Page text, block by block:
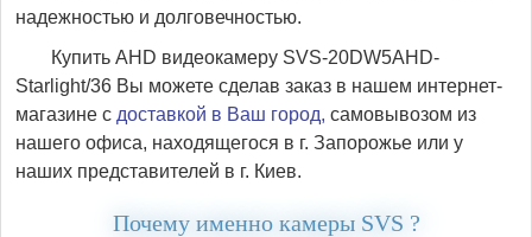
надежностью и долговечностью.
Купить AHD видеокамеру SVS-20DW5AHD-
Starlight/36 Вы можете сделав заказ в нашем интернет-
магазине с доставкой в Ваш город, самовывозом из
нашего офиса, находящегося в г. Запорожье или у
наших представителей в г. Киев.
Почему именно камеры SVS ?